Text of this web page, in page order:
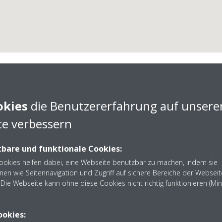
Maurer GmbH & Co. KG
Maurer Verwaltungs-Holding GmbH & Co. KG aus
die Benutzererfahrung auf
verbessern
und funktionale Cookies:
helfen dabei, eine Webseite benutzbar zu machen, indem sie
wie Seitennavigation und Zugriff auf sichere Bereiche der
Webseite kann ohne diese Cookies nicht richtig funktionieren